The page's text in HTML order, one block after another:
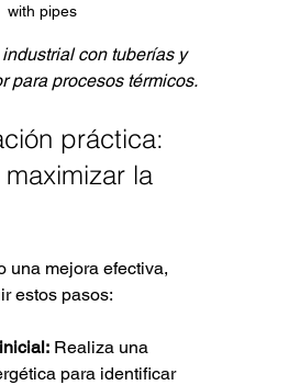
with pipes
con tuberías y
para procesos térmicos.
práctica:
la
una mejora efectiva,
estos pasos:
Realiza una
para identificar